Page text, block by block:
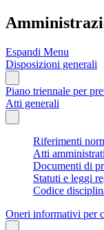
Espandi Menu
Disposizioni generali
Piano triennale per
Atti generali
Riferimenti
Atti
Documenti di
Statuti e leggi
Codice
Oneri informativi per